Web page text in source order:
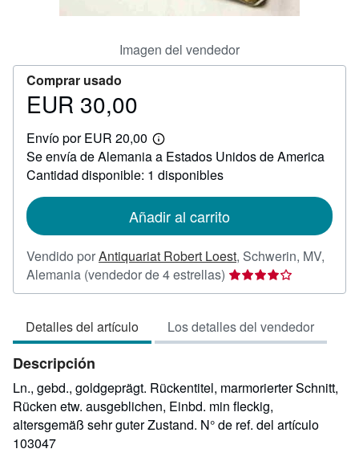
Imagen del vendedor
Comprar usado
Precio
30,00
EUR 30,00
Envío por EUR 20,00
Más
información
sobre
las
envío
Se envía de Alemania a Estados Unidos de America
Cantidad disponible: 1 disponibles
Añadir al carrito
Vendido porAntiquariat Robert Loest, Schwerin, MV,
Alemania (vendedor de 4 estrellas) Calificación
del
4
de
estrellas
Detalles del artículo Los detalles del vendedor
Descripción
Ln., gebd., goldgeprägt. Rückentitel, marmorierter Schnitt,
Rücken etw. ausgeblichen, Einbd. min fleckig,
altersgemäß sehr guter Zustand. N° de ref. del artículo
103047